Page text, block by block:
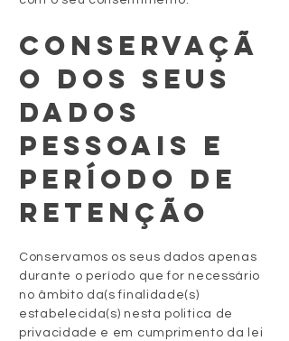
CONSERVAÇÃ
O DOS SEUS
DADOS
PESSOAIS E
PERÍODO DE
RETENÇÃO
Conservamos os seus dados apenas
durante o período que for necessário
no âmbito da(s finalidade(s)
estabelecida(s) nesta politica de
privacidade e em cumprimento da lei